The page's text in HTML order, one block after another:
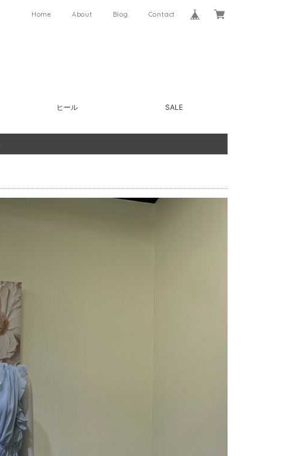
Home About Blog Contact
ヒール SALE